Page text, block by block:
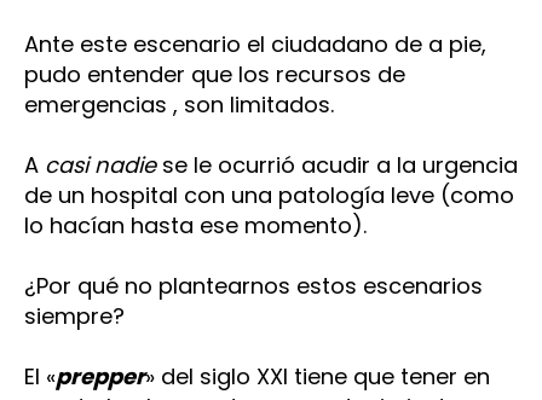
Ante este escenario el ciudadano de a pie,
pudo entender que los recursos de
emergencias , son limitados.
A casi nadiese le ocurrió acudir a la urgencia
de un hospital con una patología leve (como
lo hacían hasta ese momento).
¿Por qué no plantearnos estos escenarios
siempre?
El «prepper» del siglo XXI tiene que tener en